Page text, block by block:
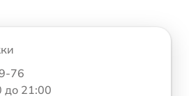
76
до 21:00